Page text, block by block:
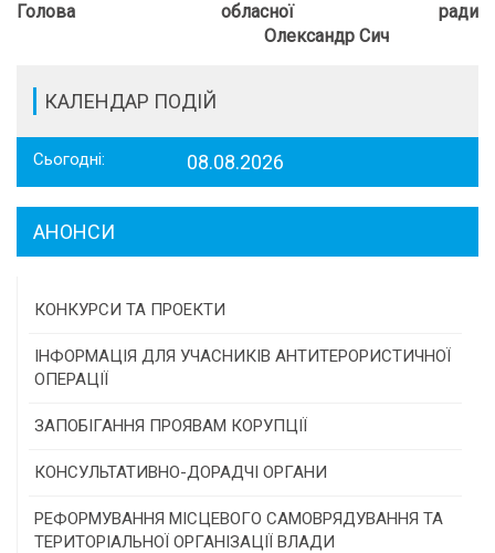
Голова обласної ради
Олександр Сич
КАЛЕНДАР ПОДІЙ
Сьогодні: 08.08.2026
АНОНСИ
КОНКУРСИ ТА ПРОЕКТИ
Конкурс проектів та програм місцевого
самоврядування
Конкурс інститутів громадянського суспільства
Програми/конкурси МТД
ІНФОРМАЦІЯ ДЛЯ УЧАСНИКІВ АНТИТЕРОРИСТИЧНОЇ
ОПЕРАЦІЇ
ЗАПОБІГАННЯ ПРОЯВАМ КОРУПЦІЇ
КОНСУЛЬТАТИВНО-ДОРАДЧІ ОРГАНИ
Консультативна рада
РЕФОРМУВАННЯ МІСЦЕВОГО САМОВРЯДУВАННЯ ТА
ТЕРИТОРІАЛЬНОЇ ОРГАНІЗАЦІЇ ВЛАДИ